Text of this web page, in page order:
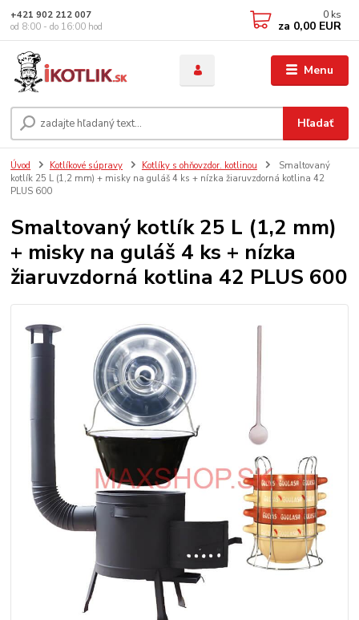
Menu
Hľadať
+421 902 212 007
od 8:00 - do 16:00 hod
0 ks
za 0,00 EUR
Úvod Kotlíkové súpravy Kotlíky s ohňovzdor. kotlinou
Smaltovaný
kotlík 25 L (1,2 mm) + misky na guláš 4 ks + nízka žiaruvzdorná kotlina 42
PLUS 600
Smaltovaný kotlík 25 L (1,2 mm)
+ misky na guláš 4 ks + nízka
žiaruvzdorná kotlina 42 PLUS 600